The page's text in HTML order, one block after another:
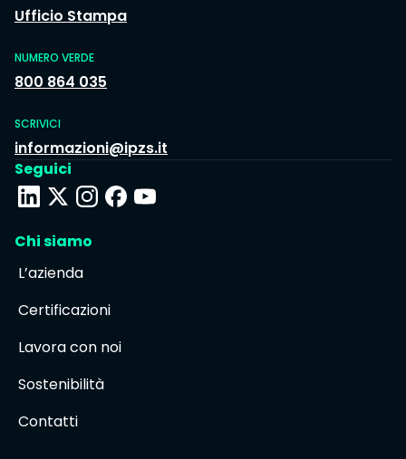
Ufficio Stampa
NUMERO VERDE
800 864 035
SCRIVICI
informazioni@ipzs.it
Seguici
Chi siamo
L’azienda
Certificazioni
Lavora con noi
Sostenibilità
Contatti